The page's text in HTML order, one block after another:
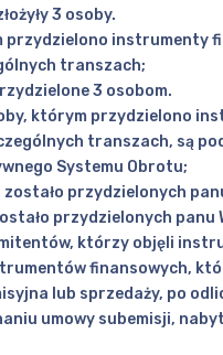
3 osoby.
przydzielono instrumenty
transzach;
3 osobom.
którym przydzielono
transzach, są
Systemu Obrotu;
przydzielonych
przydzielonych panu
którzy objęli
finansowych,
lub sprzedaży, po
umowy subemisji,